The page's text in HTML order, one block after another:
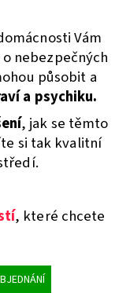
Vám
o nebezpečných
působit a
a psychiku.
, jak se těmto
si tak kvalitní
, které chcete